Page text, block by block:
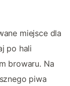
miejsce dla
po hali
browaru. Na
piwa